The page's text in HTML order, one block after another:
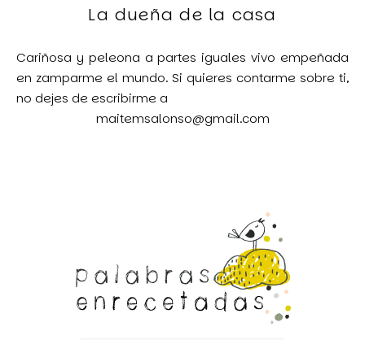
La dueña de la casa
Cariñosa y peleona a partes iguales vivo empeñada
en zamparme el mundo. Si quieres contarme sobre ti,
no dejes de escribirme a
maitemsalonso@gmail.com